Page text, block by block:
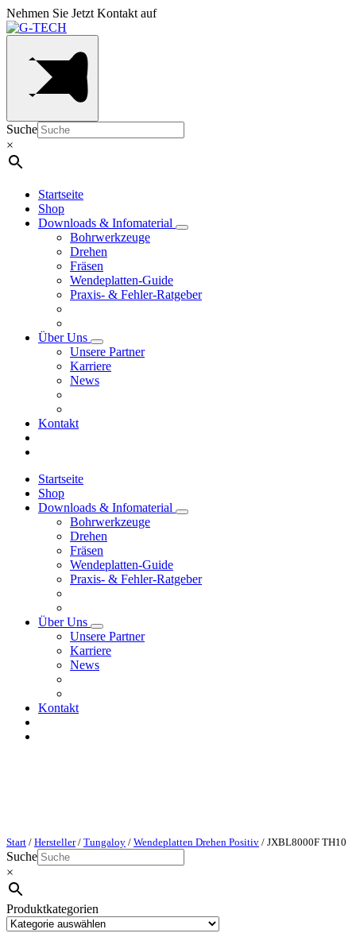
Nehmen Sie Jetzt Kontakt auf
Suche
×
Startseite
Shop
Downloads & Infomaterial
Bohrwerkzeuge
Drehen
Fräsen
Wendeplatten-Guide
Praxis- & Fehler-Ratgeber
Über Uns
Unsere Partner
Karriere
News
Kontakt
Startseite
Shop
Downloads & Infomaterial
Bohrwerkzeuge
Drehen
Fräsen
Wendeplatten-Guide
Praxis- & Fehler-Ratgeber
Über Uns
Unsere Partner
Karriere
News
Kontakt
Start / Hersteller/ Tungaloy / Wendeplatten Drehen Positiv / JXBL8000F TH10
Suche
×
Produktkategorien